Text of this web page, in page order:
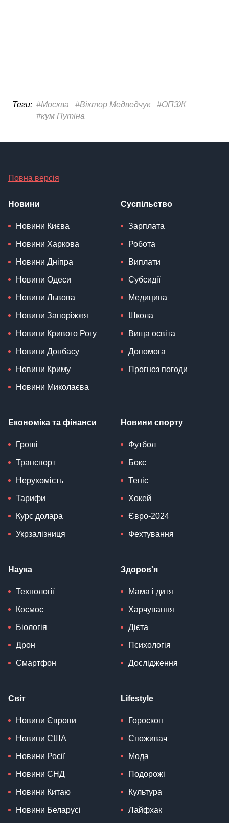
Повна версія
Новини
Новини Києва
Новини Харкова
Новини Дніпра
Новини Одеси
Новини Львова
Новини Запоріжжя
Новини Кривого Рогу
Новини Донбасу
Новини Криму
Новини Миколаєва
Суспільство
Зарплата
Робота
Виплати
Субсидії
Медицина
Школа
Вища освіта
Допомога
Прогноз погоди
Економіка та фінанси
Гроші
Транспорт
Нерухомість
Тарифи
Курс долара
Укрзалізниця
Новини спорту
Футбол
Бокс
Теніс
Хокей
Євро-2024
Фехтування
Наука
Технології
Космос
Біологія
Дрон
Смартфон
Здоров'я
Мама і дитя
Харчування
Дієта
Психологія
Дослідження
Світ
Новини Європи
Новини США
Новини Росії
Новини СНД
Новини Китаю
Новини Беларусі
Lifestyle
Гороскоп
Споживач
Мода
Подорожі
Культура
Лайфхак